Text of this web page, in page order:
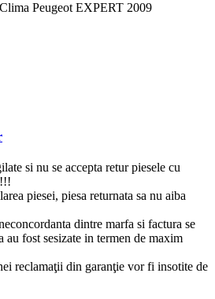
Peugeot EXPERT 2009
si nu se accepta retur piesele cu
piesei, piesa returnata sa nu aiba
dintre marfa si factura se
au fost sesizate in termen de maxim
reclamaţii din garanţie vor fi insotite de